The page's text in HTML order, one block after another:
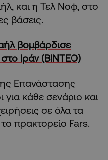
και η Τελ Νοφ, στο
βάσεις.
βομβάρδισε
Ιράν (ΒΙΝΤΕΟ)
Επανάστασης
για κάθε σενάριο και
σε όλα τα
πρακτορείο Fars.